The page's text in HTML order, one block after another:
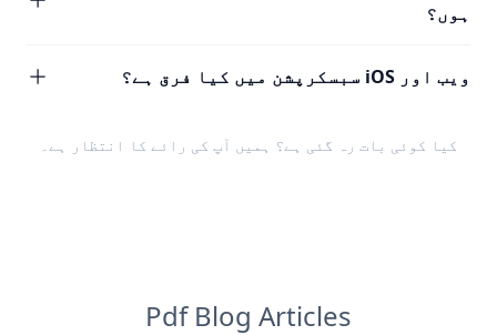
ہوں؟
ویب اور iOS سبسکرپشن میں کیا فرق ہے؟
کیا کوئی بات رہ گئی ہے؟ ہمیں آپ کی رائے کا انتظار ہے۔
Pdf Blog Articles